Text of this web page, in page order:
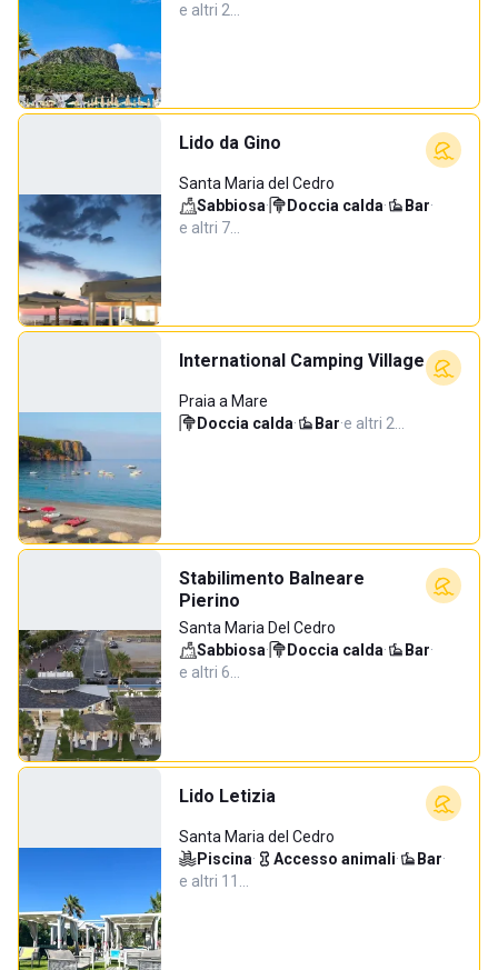
e altri 2…
Lido da Gino
Santa Maria del Cedro
Sabbiosa· Doccia calda· Bar·
e altri 7…
International Camping Village
Praia a Mare
Doccia calda· Bar·e altri 2…
Stabilimento Balneare
Pierino
Santa Maria Del Cedro
Sabbiosa· Doccia calda· Bar·
e altri 6…
Lido Letizia
Santa Maria del Cedro
Piscina· Accesso animali· Bar·
e altri 11…